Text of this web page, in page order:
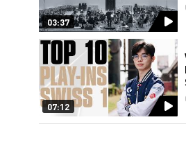
03:37
07:12